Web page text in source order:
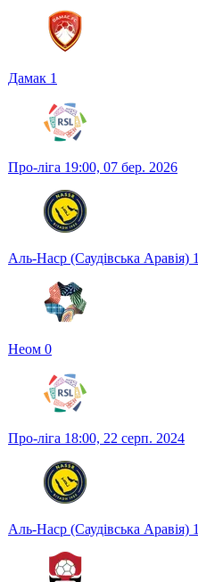
Дамак 1
Про-ліга 19:00, 07 бер. 2026
Аль-Наср (Саудівська Аравія) 1
Неом 0
Про-ліга 18:00, 22 серп. 2024
Аль-Наср (Саудівська Аравія) 1